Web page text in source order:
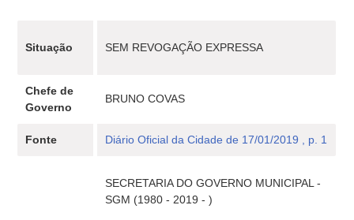
Situação SEM REVOGAÇÃO EXPRESSA
Chefe de
Governo
BRUNO COVAS
Fonte Diário Oficial da Cidade de 17/01/2019 , p. 1
SECRETARIA DO GOVERNO MUNICIPAL -
SGM (1980 - 2019 - )